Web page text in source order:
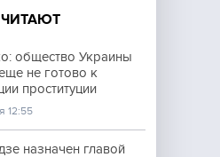
общество Украины
не готово к
проституции
12:55
назначен главой